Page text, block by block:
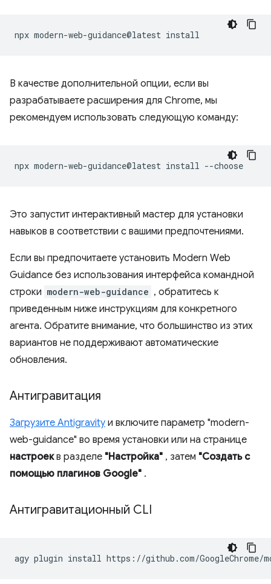
npx modern-web-guidance@latest
В качестве дополнительной опции, если вы
разрабатываете расширения для Chrome, мы
рекомендуем использовать следующую команду:
npx modern-web-guidance@latest install
Это запустит интерактивный мастер для установки
навыков в соответствии с вашими предпочтениями.
Если вы предпочитаете установить Modern Web
Guidance без использования интерфейса командной
строки modern-web-guidance , обратитесь к
приведенным ниже инструкциям для конкретного
агента. Обратите внимание, что большинство из этих
вариантов не поддерживают автоматические
обновления.
Антигравитация
Загрузите Antigravity и включите параметр "modern-
web-guidance" во время установки или на странице
настроекв разделе "Настройка" , затем "Создать с
помощью плагинов Google" .
Антигравитационный CLI
agy plugin install